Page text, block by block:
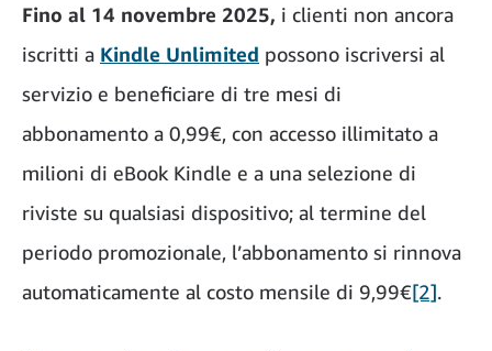
Fino al 14 novembre 2025, i clienti non ancora
iscritti a Kindle Unlimited possono iscriversi al
servizio e beneficiare di tre mesi di
abbonamento a 0,99€, con accesso illimitato a
milioni di eBook Kindle e a una selezione di
riviste su qualsiasi dispositivo; al termine del
periodo promozionale, l’abbonamento si rinnova
automaticamente al costo mensile di 9,99€[2].